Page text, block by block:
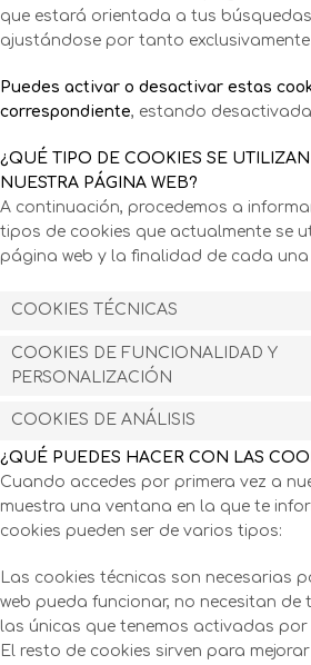
que estará orientada a tus
ajustándose por tanto exclusivamente
Puedes activar o desactivar estas
correspondiente, estando
¿QUÉ TIPO DE COOKIES SE
NUESTRA PÁGINA WEB?
A continuación, procedemos a
tipos de cookies que actualmente se
página web y la finalidad de cada una
COOKIES TÉCNICAS
COOKIES DE FUNCIONALIDAD Y
PERSONALIZACIÓN
COOKIES DE ANÁLISIS
¿QUÉ PUEDES HACER CON LAS
Cuando accedes por primera vez a
muestra una ventana en la que te
cookies pueden ser de varios tipos:
Las cookies técnicas son necesarias
web pueda funcionar, no necesitan
las únicas que tenemos activadas por
El resto de cookies sirven para